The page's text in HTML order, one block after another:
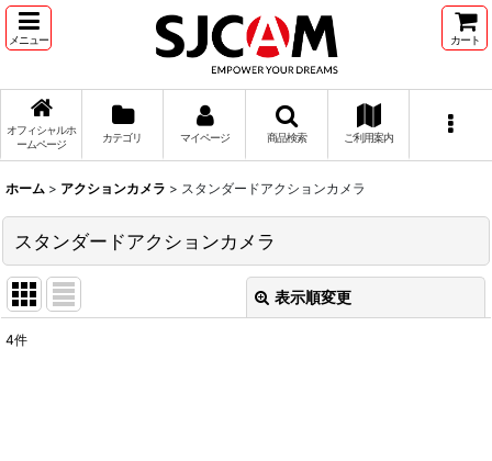
メニュー カート
オフィシャルホ
ームページ
カテゴリ マイページ 商品検索 ご利用案内
ホーム > アクションカメラ > スタンダードアクションカメラ
スタンダードアクションカメラ
表示順変更
4件